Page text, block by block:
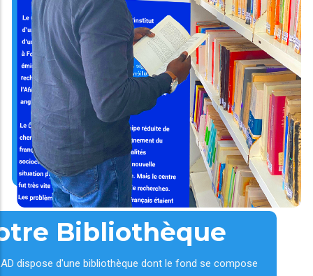
Bibliothèque
dispose d'une bibliothèque dont le fond se compose